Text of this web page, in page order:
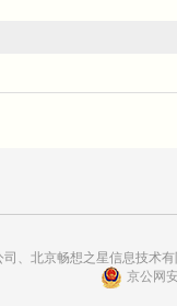
、北京畅想之星信息技术
京公网